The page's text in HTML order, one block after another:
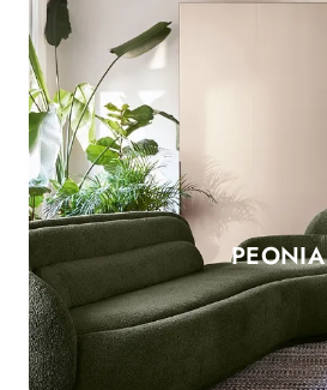
PEONIA